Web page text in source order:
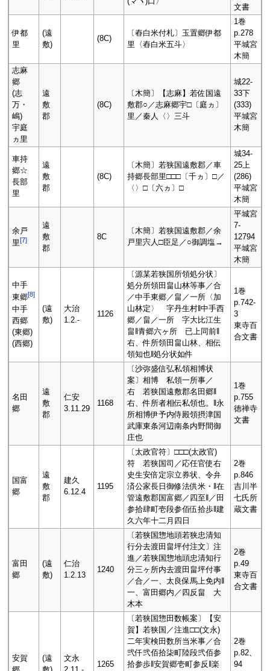
文書
伊都
里
(遠
敷)
(8C)
〔舂白米付札〕玉置郷伊都
里〈舂白米五斗〉
1巻
p.278
平城宮
木簡
志麻
郷
(志
万・
嶋)
宇庭
ヵ里
遠
敷
郡
(8C)
〔木簡〕【志麻】若佐国遠
敷郡○／志麻郷宇□〔庭ヵ〕
里／秦人〈〉三斗
城22-
33下
(333)
平城宮
木簡
車持
郷☆
長部
里
遠
敷
郡
(8C)
〔木簡〕若狭国遠敷郡／車
持郷長部里□□□〔千ヵ〕□／
〈〉□〔六ヵ〕□
城34-
25上
(286)
平城宮
木簡
余戸
里[7]
遠
敷
郡
8C
〔木簡〕若狭国遠敷郡／余
戸里宍人□臣足／○御調塩→
平城宮
7-
12794
平城宮
木簡
中手
東郷[8]
中手
西郷
(東郷)
(西郷)
(遠
敷)
大治
1.2.-
1126
〔源某若狭国所領処分状〕
処分所領田畠山林等事／合
／中手東郷／畠／一所〈加
山林定〉 字丹生村‖中手西
郷／畠／一所 字大比江生
畠‖青郷六ヶ所 已上同前‖
右、件所領田畠山林、相伝
領知也‖処分状如件
1巻
p.742-
3
東寺百
合文書
名田
郷
遠
敷
郡
仁安
3.11.29
1168
〔沙弥盛信弘私領相博状
案〕相博 私領一所事／
右 若狭国遠敷郡名田郷‖
右、件所者相伝私領也。‖永
所相博伊予内侍殿領摂津国
武庫東条河辺南条内野間御
庄也
1巻
p.755
徳禅寺
文書
国富
郷
遠
敷
郡
建久
6.12.4
1195
〔太政官符〕□□□(太政官)
符 若狭国司／応任官使右
史生安倍定宗立券状、令弁
済公家長日御修法供米・‖在
管遠敷郡国富郷／四至‖／田
参拾肆町壱段参佰伍拾歩‖建
久六年十二月四日
2巻
p.846
吉川半
七氏所
蔵文書
富田
郷
(遠
敷)
仁治
1.2.13
1240
〔若狭国惣地頭若狭忠清知
行分去渡田畠坪付注文〕注
進／若狭国惣地頭忠清知行
分三ヶ所内去渡田畠坪付事
／合／一、太良保馬上免内‖
一、富田郷内／四反畠 大
木本
2巻
p.49
東寺百
合文書
安賀
(遠
文永
1265
〔若狭国惣田数帳案〕【安
賀】若狭国／注進□□(文永)
二年実検田数所当米事／合
弐仟弐佰拾柒町陸段弐佰参
拾参歩‖安賀郷壱町参反‖楽
2巻
p.82、
94